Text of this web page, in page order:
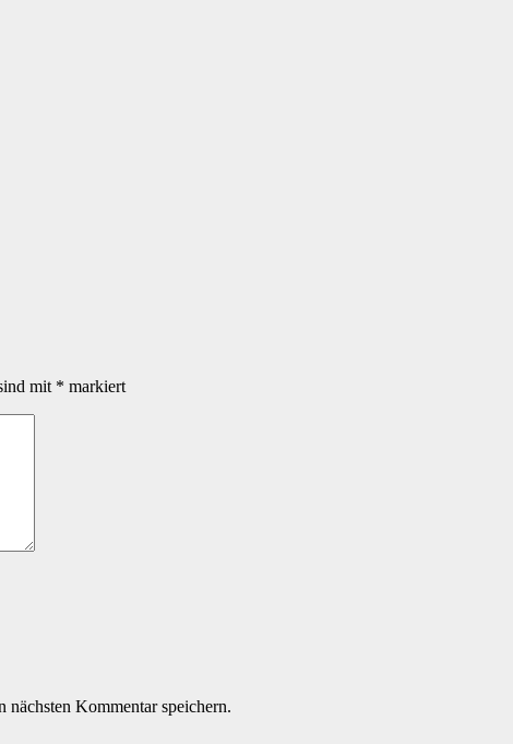
mit * markiert
Kommentar speichern.